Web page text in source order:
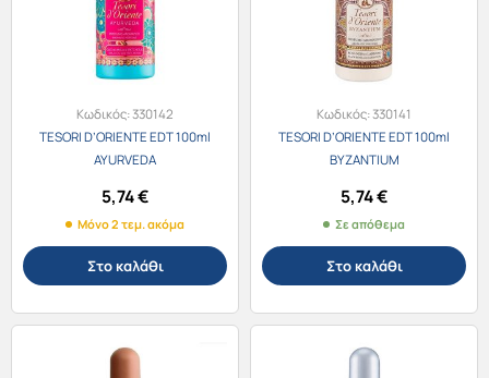
Κωδικός:330142
TESORI D’ORIENTE EDT 100ml
AYURVEDA
5,74€
Μόνο 2 τεμ. ακόμα
Στο καλάθι
Κωδικός:330141
TESORI D’ORIENTE EDT 100ml
BYZANTIUM
5,74€
Σε απόθεμα
Στο καλάθι